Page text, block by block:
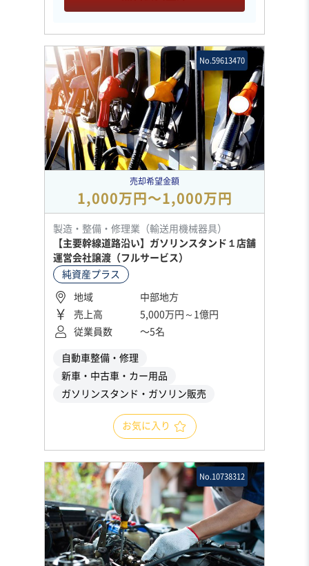
No.59613470
売却希望金額
1,000万円〜1,000万円
製造・整備・修理業（輸送用機械器具）
【主要幹線道路沿い】ガソリンスタンド１店舗
運営会社譲渡（フルサービス）
純資産プラス
地域
中部地方
売上高
5,000万円～1億円
従業員数
〜5名
自動車整備・修理
新車・中古車・カー用品
ガソリンスタンド・ガソリン販売
お気に入り
No.10738312